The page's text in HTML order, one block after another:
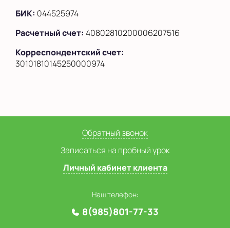
БИК: 044525974
Расчетный счет: 40802810200006207516
Корреспондентский счет:
30101810145250000974
Обратный звонок
Записаться на пробный урок
Личный кабинет клиента
Наш телефон:
8(985)801-77-33